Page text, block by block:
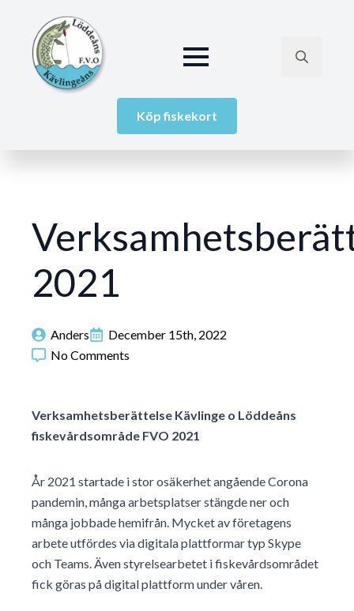
Köp fiskekort
2021
Anders
December 15th, 2022
No Comments
Verksamhetsberättelse Kävlinge o Löddeåns
fiskevårdsområde FVO 2021
År 2021 startade i stor osäkerhet angående Corona
pandemin, många arbetsplatser stängde ner och
många jobbade hemifrån. Mycket av företagens
arbete utfördes via digitala plattformar typ Skype
och Teams. Även styrelsearbetet i fiskevårdsområdet
fick göras på digital plattform under våren.